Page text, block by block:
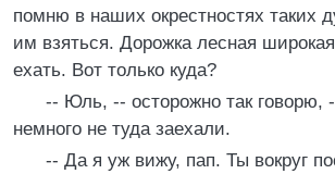
помню в наших окрестностях таких
им взяться. Дорожка лесная
ехать. Вот только куда?
-- Юль, -- осторожно так говорю,
немного не туда заехали.
-- Да я уж вижу, пап. Ты вокруг